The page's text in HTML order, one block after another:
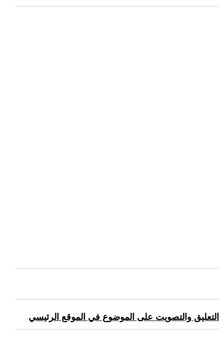
التعليق والتصويت على الموضوع في الموقع الرئيسي